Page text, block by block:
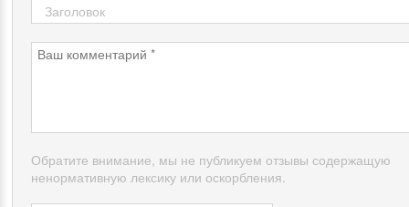
Обратите внимание, мы не публикуем отзывы содержащую
ненормативную лексику или оскорбления.